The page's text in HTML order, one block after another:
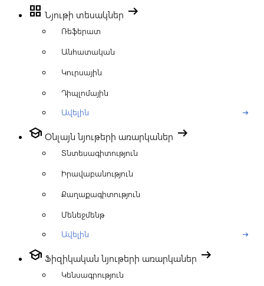
grid_view Նյութի տեսակներ arrow_right_alt
Ռեֆերատ
Անհատական
Կուրսային
Դիպլոմային
Ավելին
arrow_right_alt
school Օնլայն նյութերի առարկաներ arrow_right_alt
Տնտեսագիտություն
Իրավաբանություն
Քաղաքագիտություն
Մենեջմենթ
Ավելին
arrow_right_alt
school Ֆիզիկական նյութերի առարկաներ arrow_right_alt
Կենսագրություն